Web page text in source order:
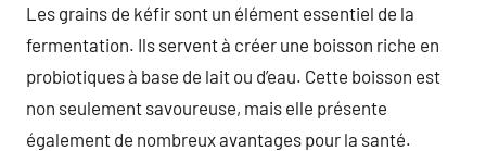
Les grains de kéfir sont un élément essentiel de la
fermentation. Ils servent à créer une boisson riche en
probiotiques à base de lait ou d’eau. Cette boisson est
non seulement savoureuse, mais elle présente
également de nombreux avantages pour la santé.